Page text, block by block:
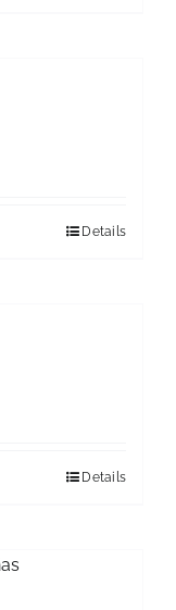
Details
Details